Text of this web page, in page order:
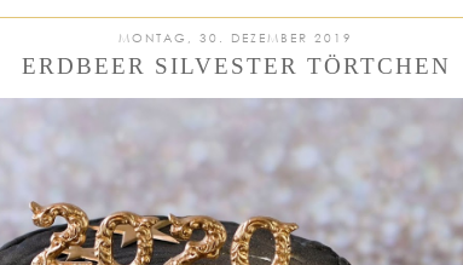
MONTAG, 30. DEZEMBER 2019
ERDBEER SILVESTER TÖRTCHEN